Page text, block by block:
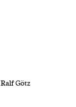
Ralf Götz